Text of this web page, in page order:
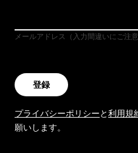
メールアドレス（入力間違いにご注意
登録
プライバシーポリシーと利用規
願いします。